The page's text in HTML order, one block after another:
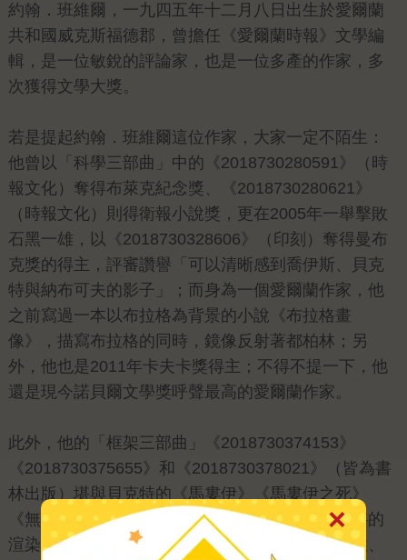
約翰．班維爾，一九四五年十二月八日出生於愛爾蘭
共和國威克斯福德郡，曾擔任《愛爾蘭時報》文學編
輯，是一位敏銳的評論家，也是一位多產的作家，多
次獲得文學大獎。
若是提起約翰．班維爾這位作家，大家一定不陌生：
他曾以「科學三部曲」中的《2018730280591》（時
報文化）奪得布萊克紀念獎、《2018730280621》
（時報文化）則得衛報小說獎，更在2005年一舉擊敗
石黑一雄，以《2018730328606》（印刻）奪得曼布
克獎的得主，評審讚譽「可以清晰感到喬伊斯、貝克
特與納布可夫的影子」；而身為一個愛爾蘭作家，他
之前寫過一本以布拉格為背景的小說《布拉格畫
像》，描寫布拉格的同時，鏡像反射著都柏林；另
外，他也是2011年卡夫卡獎得主；不得不提一下，他
還是現今諾貝爾文學獎呼聲最高的愛爾蘭作家。
此外，他的「框架三部曲」《2018730374153》
《2018730375655》和《2018730378021》（皆為書
林出版）堪與貝克特的《馬婁伊》《馬婁伊之死》
《無名的人》媲美。作者約翰．班維爾，透過文字的
渲染力，將回憶錄、自白、哲學、邪惡的本質、性、